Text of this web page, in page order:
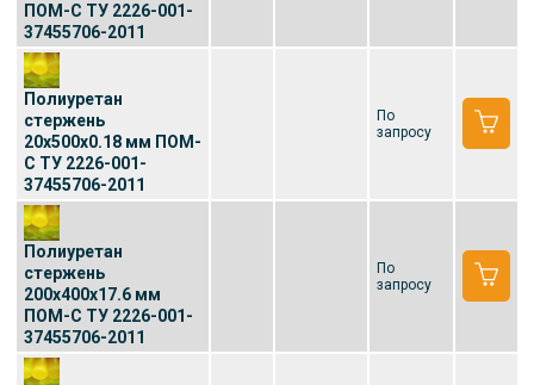
ПОМ-С ТУ 2226-001-
37455706-2011
Полиуретан
стержень
20x500x0.18 мм ПОМ-
С ТУ 2226-001-
37455706-2011
По
запросу
Полиуретан
стержень
200x400x17.6 мм
ПОМ-С ТУ 2226-001-
37455706-2011
По
запросу